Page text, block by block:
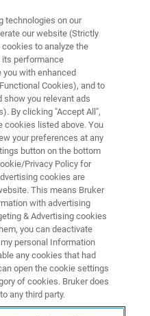
QUANT
quantitative richiede
pratico e prevede
technologies on our
our website (Strictly
to analyze the
its performance
you with enhanced
Cookies), and to
show you relevant ads
By clicking "Accept All",
cookies listed above. You
your preferences at any
button on the bottom
Privacy Policy for
cookies are
This means Bruker
with advertising
& Advertising cookies
you can deactivate
personal Information
any cookies that had
open the cookie settings
of cookies. Bruker does
any third party.